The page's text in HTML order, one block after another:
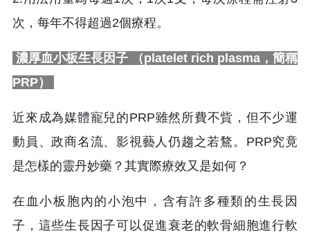
次，每年不得超過2個療程。
濃厚血小板生長因子 （platelet rich plasma，簡稱
PRP）
近來成為媒體寵兒的PRP雖然所費不貲，但不少運
動員、政商名流、影視藝人仍趨之若鶩。PRP究竟
是怎樣的靈丹妙藥？其實際療效又是如何？
在血小板胞內的小泡中，含有許多種類的生長因
子，這些生長因子可以促進衰老的軟骨細胞進行軟